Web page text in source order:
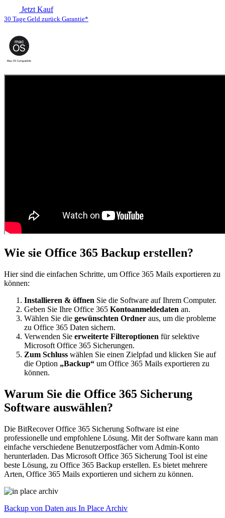
Jetzt Kauf
30 Tage Geld zurück Garantie*
Wie sie Office 365 Backup erstellen?
Hier sind die einfachen Schritte, um Office 365 Mails exportieren zu
können:
Installieren & öffnen Sie die Software auf Ihrem Computer.
Geben Sie Ihre Office 365 Kontoanmeldedaten an.
Wählen Sie die gewünschten Ordner aus, um die probleme
zu Office 365 Daten sichern.
Verwenden Sie erweiterte Filteroptionen für selektive
Microsoft Office 365 Sicherungen.
Zum Schluss wählen Sie einen Zielpfad und klicken Sie auf
die Option „Backup“ um Office 365 Mails exportieren zu
können.
Warum Sie die Office 365 Sicherung
Software auswählen?
Die BitRecover Office 365 Sicherung Software ist eine
professionelle und empfohlene Lösung. Mit der Software kann man
einfache verschiedene Benutzerpostfächer vom Admin-Konto
herunterladen. Das Microsoft Office 365 Sicherung Tool ist eine
beste Lösung, zu Office 365 Backup erstellen. Es bietet mehrere
Arten, Office 365 Mails exportieren und sichern zu können.
Backup von Daten aus In Place Archiv